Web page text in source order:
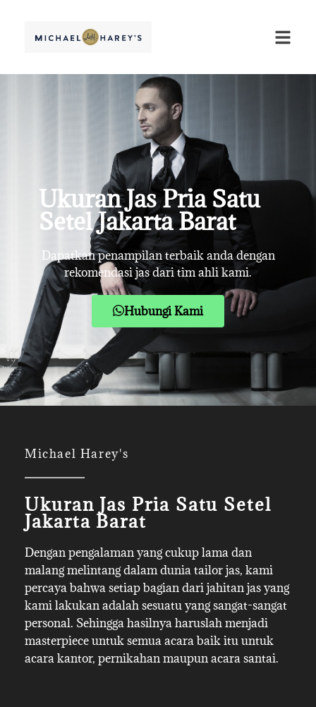
Ukuran Jas Pria Satu
Setel Jakarta Barat
Dapatkan penampilan terbaik anda dengan
rekomendasi jas dari tim ahli kami.
Hubungi Kami
Michael Harey's
Ukuran Jas Pria Satu Setel
Jakarta Barat
Dengan pengalaman yang cukup lama dan
malang melintang dalam dunia tailor jas, kami
percaya bahwa setiap bagian dari jahitan jas yang
kami lakukan adalah sesuatu yang sangat-sangat
personal. Sehingga hasilnya haruslah menjadi
masterpiece untuk semua acara baik itu untuk
acara kantor, pernikahan maupun acara santai.